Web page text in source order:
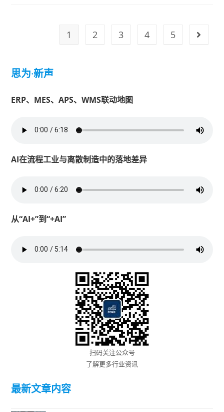
1 2 3 4 5
思为·新声
ERP、MES、APS、WMS联动地图
AI在流程工业与离散制造中的落地差异
从“AI+”到“+AI”
扫码关注公众号
了解更多行业资讯
最新文章内容